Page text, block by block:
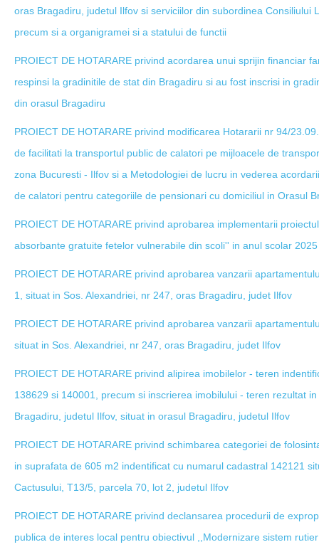
oras Bragadiru, judetul Ilfov si serviciilor din subordinea Consiliului
precum si a organigramei si a statului de functii
PROIECT DE HOTARARE privind acordarea unui sprijin financiar
respinsi la gradinitile de stat din Bragadiru si au fost inscrisi in
din orasul Bragadiru
PROIECT DE HOTARARE privind modificarea Hotararii nr 94/
de facilitati la transportul public de calatori pe mijloacele de
zona Bucuresti - Ilfov si a Metodologiei de lucru in vederea
de calatori pentru categoriile de pensionari cu domiciliul in Orasul
PROIECT DE HOTARARE privind aprobarea implementarii
absorbante gratuite fetelor vulnerabile din scoli'' in anul scolar
PROIECT DE HOTARARE privind aprobarea vanzarii
1, situat in Sos. Alexandriei, nr 247, oras Bragadiru, judet Ilfov
PROIECT DE HOTARARE privind aprobarea vanzarii
situat in Sos. Alexandriei, nr 247, oras Bragadiru, judet Ilfov
PROIECT DE HOTARARE privind alipirea imobilelor - teren
138629 si 140001, precum si inscrierea imobilului - teren rezultat
Bragadiru, judetul Ilfov, situat in orasul Bragadiru, judetul Ilfov
PROIECT DE HOTARARE privind schimbarea categoriei de
in suprafata de 605 m2 indentificat cu numarul cadastral 142121
Cactusului, T13/5, parcela 70, lot 2, judetul Ilfov
PROIECT DE HOTARARE privind declansarea procedurii de
publica de interes local pentru obiectivul ,,Modernizare sistem